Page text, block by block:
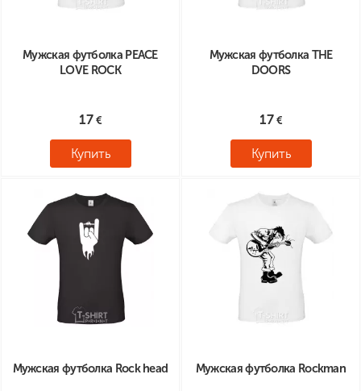
Мужская футболка PEACE
LOVE ROCK
17
Купить
Мужская футболка THE
DOORS
17
Купить
Мужская футболка Rock head Мужская футболка Rockman